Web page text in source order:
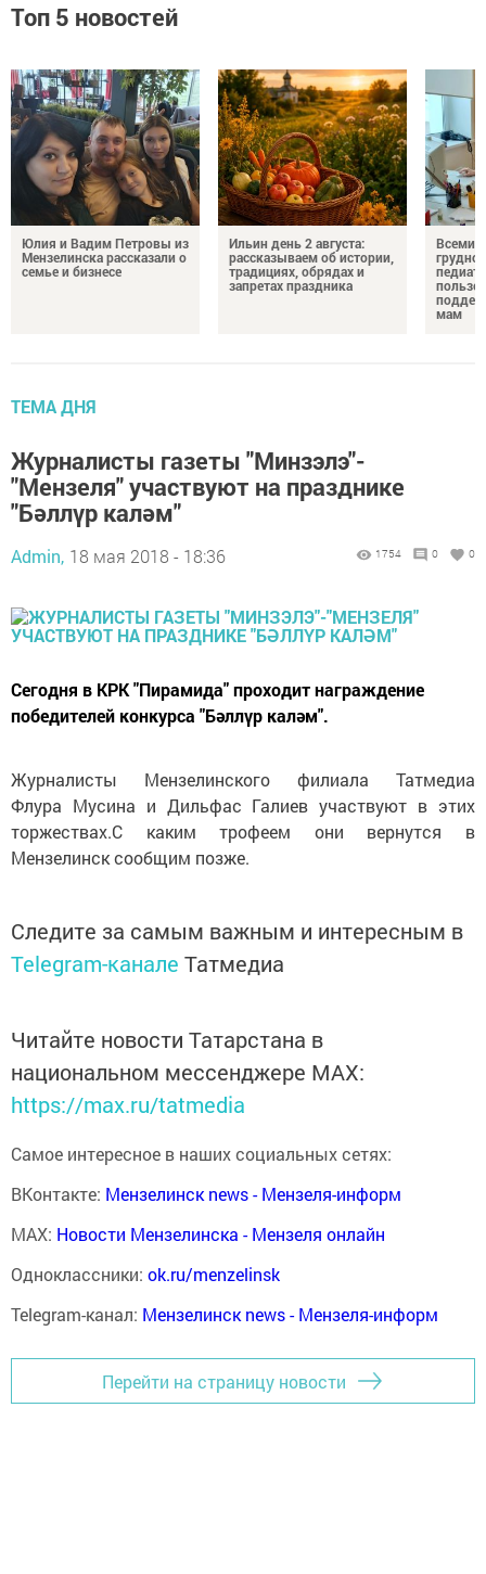
Топ 5 новостей
Юлия и Вадим Петровы из
Мензелинска рассказали о
семье и бизнесе
Ильин день 2 августа:
рассказываем об истории,
традициях, обрядах и
запретах праздника
пользе
мам
ТЕМА ДНЯ
Журналисты газеты "Минзэлэ"-
"Мензеля" участвуют на празднике
"Бәллүр каләм"
Admin, 18 мая 2018 - 18:36 1754 0 0
Сегодня в КРК "Пирамида" проходит награждение
победителей конкурса "Бәллүр каләм".
Журналисты Мензелинского филиала Татмедиа
Флура Мусина и Дильфас Галиев участвуют в этих
торжествах.С каким трофеем они вернутся в
Мензелинск сообщим позже.
Следите за самым важным и интересным в
Telegram-канале Татмедиа
Читайте новости Татарстана в
национальном мессенджере MАХ:
https://max.ru/tatmedia
Самое интересное в наших социальных сетях:
ВКонтакте: Мензелинск news - Мензеля-информ
MAX: Новости Мензелинска - Мензеля онлайн
Одноклассники: ok.ru/menzelinsk
Telegram-канал: Мензелинск news - Мензеля-информ
Перейти на страницу новости